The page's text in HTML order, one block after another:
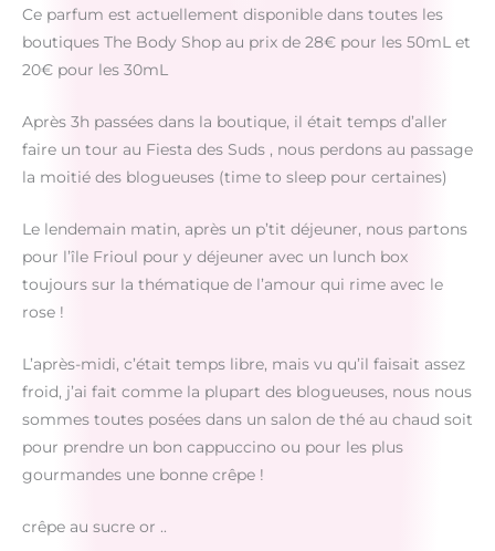
Ce parfum est actuellement disponible dans toutes les
boutiques The Body Shop au prix de 28€ pour les 50mL et
20€ pour les 30mL
Après 3h passées dans la boutique, il était temps d’aller
faire un tour au Fiesta des Suds , nous perdons au passage
la moitié des blogueuses (time to sleep pour certaines)
Le lendemain matin, après un p’tit déjeuner, nous partons
pour l’île Frioul pour y déjeuner avec un lunch box
toujours sur la thématique de l’amour qui rime avec le
rose !
L’après-midi, c’était temps libre, mais vu qu’il faisait assez
froid, j’ai fait comme la plupart des blogueuses, nous nous
sommes toutes posées dans un salon de thé au chaud soit
pour prendre un bon cappuccino ou pour les plus
gourmandes une bonne crêpe !
crêpe au sucre or ..